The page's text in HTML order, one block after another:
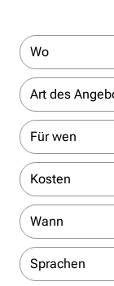
Wo
Art des
Für wen
Kosten
Wann
Sprachen